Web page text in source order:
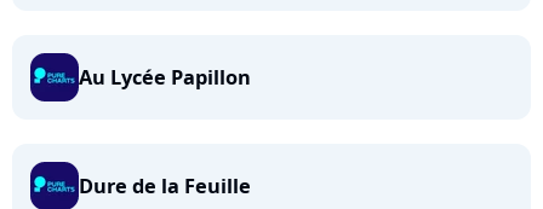
Au Lycée Papillon
Dure de la Feuille